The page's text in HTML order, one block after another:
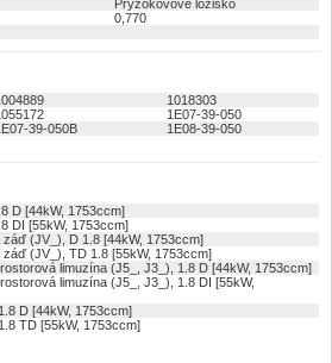
Pryžokovové ložisko
0,770
1018303
1E07-39-050
39-050B
1E08-39-050
D [44kW, 1753ccm]
DI [55kW, 1753ccm]
(JV_), D 1.8 [44kW, 1753ccm]
(JV_), TD 1.8 [55kW, 1753ccm]
limuzína (J5_, J3_), 1.8 D [44kW, 1753ccm]
limuzína (J5_, J3_), 1.8 DI [55kW,
D [44kW, 1753ccm]
TD [55kW, 1753ccm]